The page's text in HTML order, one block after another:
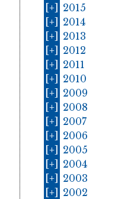
[+] 2015
[+] 2014
[+] 2013
[+] 2012
[+] 2011
[+] 2010
[+] 2009
[+] 2008
[+] 2007
[+] 2006
[+] 2005
[+] 2004
[+] 2003
[+] 2002